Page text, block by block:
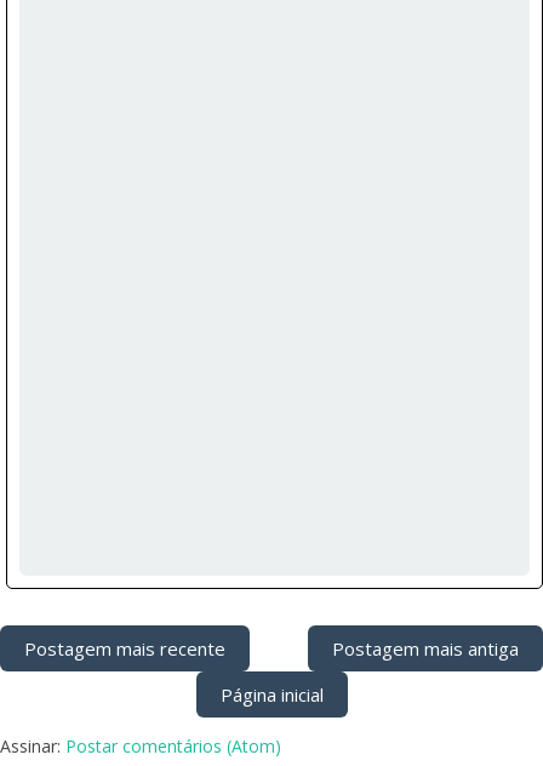
Postagem mais recente
Postagem mais antiga
Página inicial
Assinar: Postar comentários (Atom)